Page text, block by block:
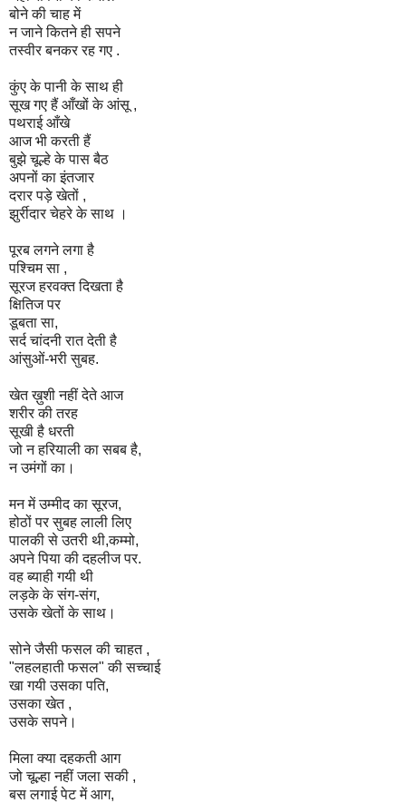
बोने की चाह में
न जाने कितने ही सपने
तस्वीर बनकर रह गए .
कुंए के पानी के साथ ही
सूख गए हैं आँखों के आंसू ,
पथराई आँखे
आज भी करती हैं
बुझे चूल्हे के पास बैठ
अपनों का इंतजार
दरार पड़े खेतों ,
झुर्रीदार चेहरे के साथ ।
पूरब लगने लगा है
पश्चिम सा ,
सूरज हरवक्त दिखता है
क्षितिज पर
डूबता सा,
सर्द चांदनी रात देती है
आंसुओं-भरी सुबह.
खेत ख़ुशी नहीं देते आज
शरीर की तरह
सूखी है धरती
जो न हरियाली का सबब है,
न उमंगों का।
मन में उम्मीद का सूरज,
होठों पर सुबह लाली लिए
पालकी से उतरी थी,कम्मो,
अपने पिया की दहलीज पर.
वह ब्याही गयी थी
लड़के के संग-संग,
उसके खेतों के साथ।
सोने जैसी फसल की चाहत ,
"लहलहाती फसल" की सच्चाई
खा गयी उसका पति,
उसका खेत ,
उसके सपने।
मिला क्या दहकती आग
जो चूल्हा नहीं जला सकी ,
बस लगाई पेट में आग,